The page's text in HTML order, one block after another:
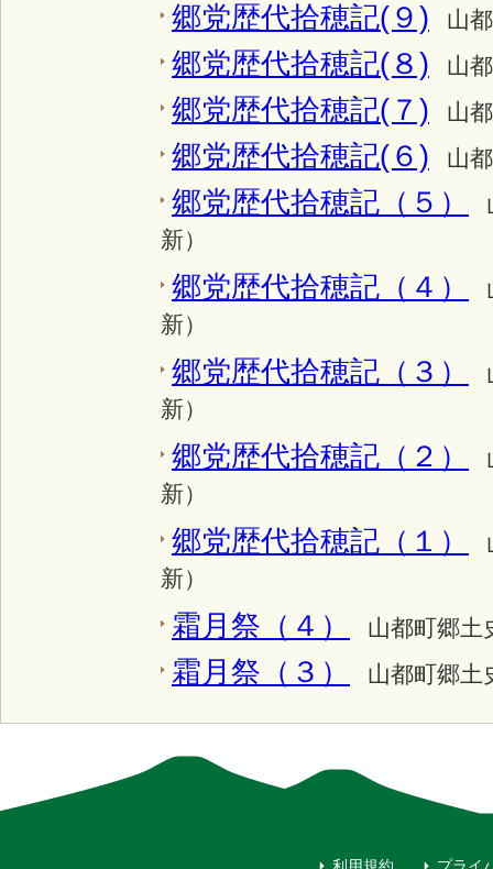
郷党歴代拾穂記(９)
山
郷党歴代拾穂記(８) 山
郷党歴代拾穂記(７) 山
郷党歴代拾穂記(６) 山
郷党歴代拾穂記（５）
新）
郷党歴代拾穂記（４）
新）
郷党歴代拾穂記（３）
新）
郷党歴代拾穂記（２）
新）
郷党歴代拾穂記（１）
新）
霜月祭（４）
山都町郷土
霜月祭（３） 山都町郷土